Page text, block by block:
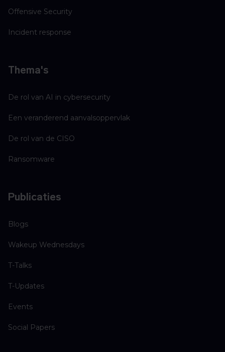
Offensive Security
Incident response
Thema's
De rol van AI in cybersecurity
Een veranderend aanvalsoppervlak
De rol van de CISO
Ransomware
Publicaties
Blogs
Wakeup Wednesdays
T-Talks
T-Updates
Events
Social Papers